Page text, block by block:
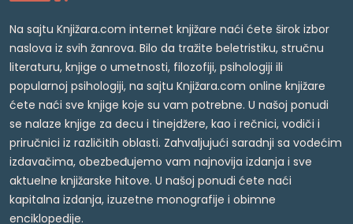
Na sajtu Knjižara.com internet knjižare naći ćete širok izbor
naslova iz svih žanrova. Bilo da tražite beletristiku, stručnu
literaturu, knjige o umetnosti, filozofiji, psihologiji ili
popularnoj psihologiji, na sajtu Knjižara.com online knjižare
ćete naći sve knjige koje su vam potrebne. U našoj ponudi
se nalaze knjige za decu i tinejdžere, kao i rečnici, vodiči i
priručnici iz različitih oblasti. Zahvaljujući saradnji sa vodećim
izdavačima, obezbeđujemo vam najnovija izdanja i sve
aktuelne knjižarske hitove. U našoj ponudi ćete naći
kapitalna izdanja, izuzetne monografije i obimne
enciklopedije.